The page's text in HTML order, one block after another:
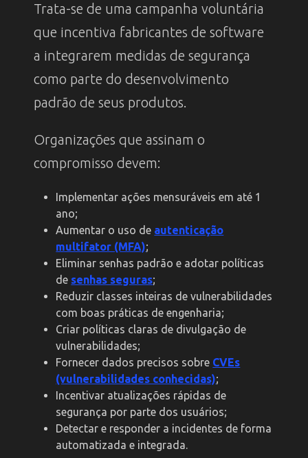
Trata-se de uma campanha voluntária
que incentiva fabricantes de software
a integrarem medidas de segurança
como parte do desenvolvimento
padrão de seus produtos.
Organizações que assinam o
compromisso devem:
Implementar ações mensuráveis em até 1
ano;
Aumentar o uso de autenticação
multifator (MFA);
Eliminar senhas padrão e adotar políticas
de senhas seguras;
Reduzir classes inteiras de vulnerabilidades
com boas práticas de engenharia;
Criar políticas claras de divulgação de
vulnerabilidades;
Fornecer dados precisos sobre CVEs
(vulnerabilidades conhecidas);
Incentivar atualizações rápidas de
segurança por parte dos usuários;
Detectar e responder a incidentes de forma
automatizada e integrada.